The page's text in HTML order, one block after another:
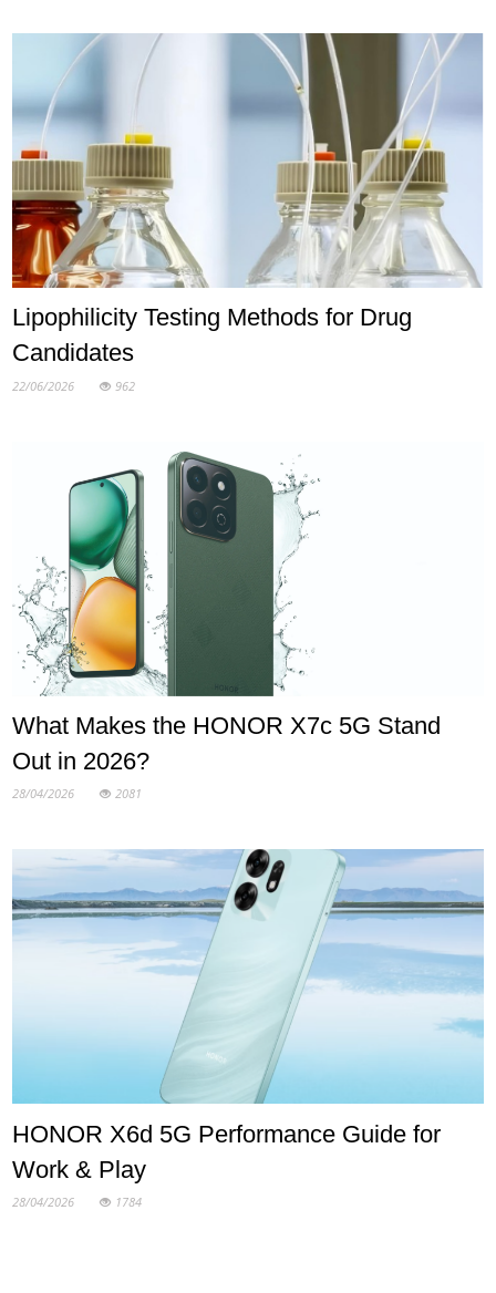
Lipophilicity Testing Methods for Drug
Candidates
22/06/2026 962
What Makes the HONOR X7c 5G Stand
Out in 2026?
28/04/2026 2081
HONOR X6d 5G Performance Guide for
Work & Play
28/04/2026 1784